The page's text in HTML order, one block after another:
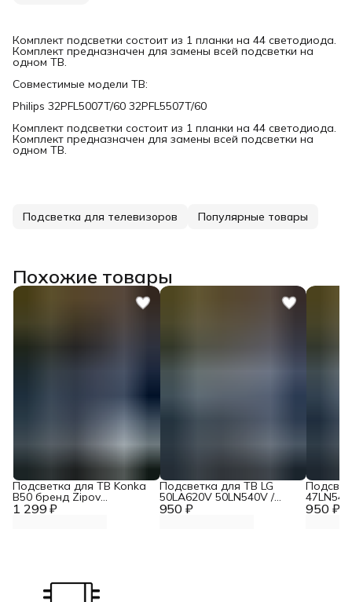
Комплект подсветки состоит из 1 планки на 44 светодиода.
Комплект предназначен для замены всей подсветки на
одном ТВ.
Совместимые модели ТВ:
Philips 32PFL5007T/60 32PFL5507T/60
Комплект подсветки состоит из 1 планки на 44 светодиода.
Комплект предназначен для замены всей подсветки на
одном ТВ.
Подсветка для телевизоров Популярные товары
Похожие товары
1 299 ₽
Подсветка для ТВ Konka
B50 бренд Zipov
(комплект) 950 ₽
Подсветка для ТВ LG
50LA620V 50LN540V /
TOSHIBA 50L4353RK / 950 ₽